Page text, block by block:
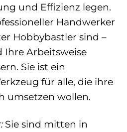
und Effizienz legen.
Handwerker
Hobbybastler sind –
Ihre Arbeitsweise
Sie ist ein
für alle, die ihre
umsetzen wollen.
Sie sind mitten in